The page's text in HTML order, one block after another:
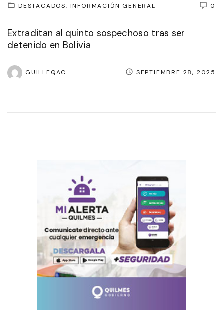
0
DESTACADOS INFORMACIÓN GENERAL
Extraditan al quinto sospechoso tras ser
detenido en Bolivia
GUILLEQAC SEPTIEMBRE 28, 2025